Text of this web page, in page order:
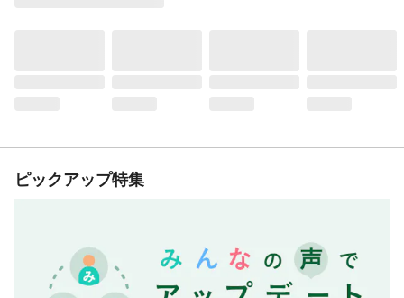
ピックアップ特集